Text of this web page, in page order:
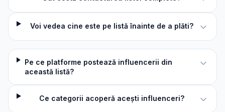
Voi vedea cine este pe listă înainte de a plăti?
Pe ce platforme postează influencerii din
această listă?
Ce categorii acoperă acești influenceri?